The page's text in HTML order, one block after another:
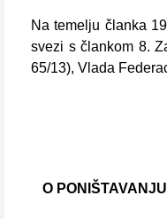
Na temelju članka
svezi s člankom 8.
65/13), Vlada
O